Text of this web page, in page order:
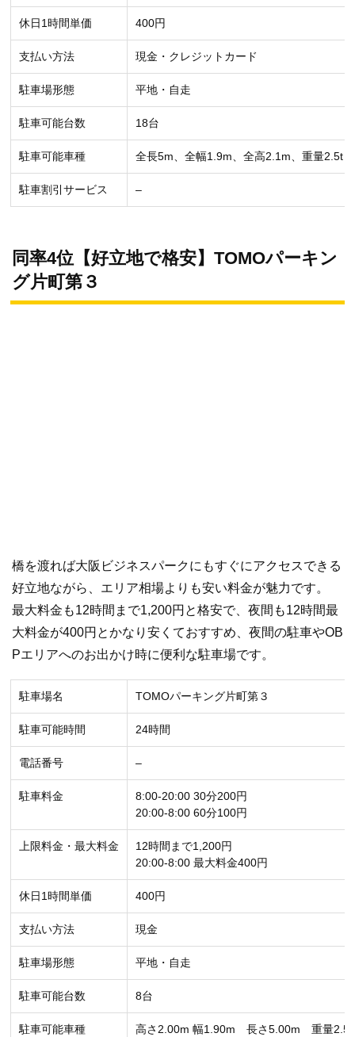
休日1時間単価 400円
支払い方法 現金・クレジットカード
駐車場形態 平地・自走
駐車可能台数 18台
駐車可能車種 全長5m、全幅1.9m、全高2.1m、重量2.5t
駐車割引サービス –
同率4位【好立地で格安】TOMOパーキン
グ片町第３
橋を渡れば大阪ビジネスパークにもすぐにアクセスできる
好立地ながら、エリア相場よりも安い料金が魅力です。
最大料金も12時間まで1,200円と格安で、夜間も12時間最
大料金が400円とかなり安くておすすめ、夜間の駐車やOB
Pエリアへのお出かけ時に便利な駐車場です。
駐車場名 TOMOパーキング片町第３
駐車可能時間 24時間
電話番号 –
駐車料金
8:00-20:00 30分200円
20:00-8:00 60分100円
上限料金・最大料金
12時間まで1,200円
20:00-8:00 最大料金400円
休日1時間単価 400円
支払い方法 現金
駐車場形態 平地・自走
駐車可能台数 8台
駐車可能車種 高さ2.00m 幅1.90m 長さ5.00m 重量